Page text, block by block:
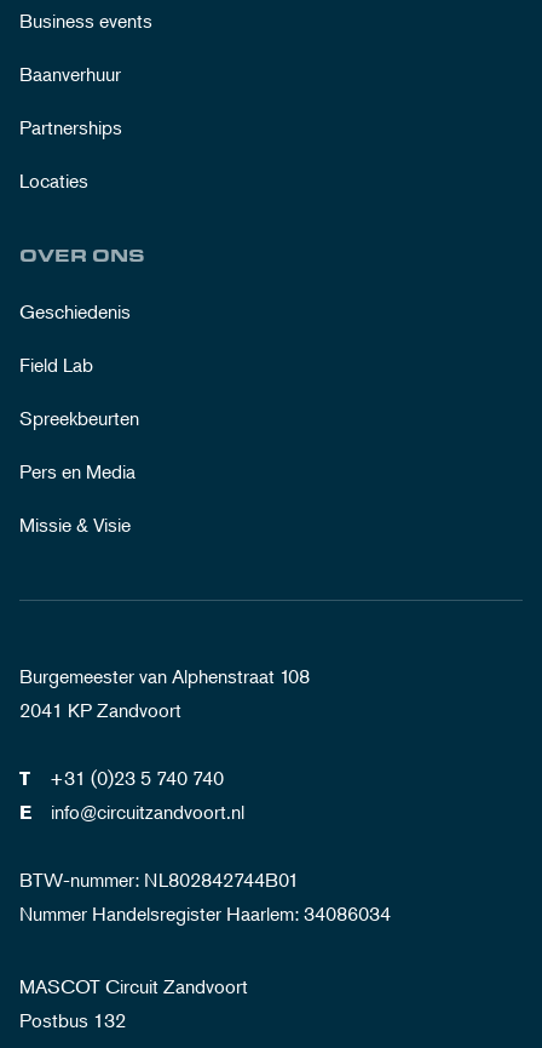
Business events
Baanverhuur
Partnerships
Locaties
OVER ONS
Geschiedenis
Field Lab
Spreekbeurten
Pers en Media
Missie & Visie
Burgemeester van Alphenstraat 108
2041 KP Zandvoort
T +31 (0)23 5 740 740
E info@circuitzandvoort.nl
BTW-nummer: NL802842744B01
Nummer Handelsregister Haarlem: 34086034
MASCOT Circuit Zandvoort
Postbus 132